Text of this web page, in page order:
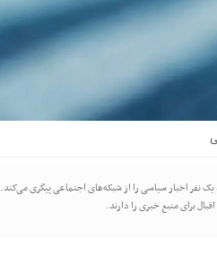
یک نفر اخبار سیاسی را از شبکه‌های اجتماعی پیگری می‌کند.
برای منبع خبری را دارند.